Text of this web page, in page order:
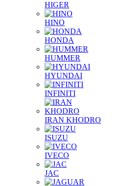
HIGER
HINO
HONDA
HUMMER
HYUNDAI
INFINITI
IRAN KHODRO
ISUZU
IVECO
JAC